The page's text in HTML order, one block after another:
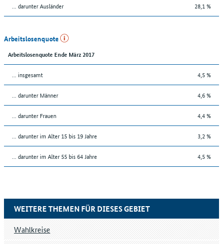
... darunter Ausländer 28,1 %
Arbeitslosenquote
Arbeitslosenquote Ende März 2017
... insgesamt 4,5 %
... darunter Männer 4,6 %
... darunter Frauen 4,4 %
... darunter im Alter 15 bis 19 Jahre 3,2 %
... darunter im Alter 55 bis 64 Jahre 4,5 %
WEITERE THEMEN FÜR DIESES GEBIET
Wahlkreise